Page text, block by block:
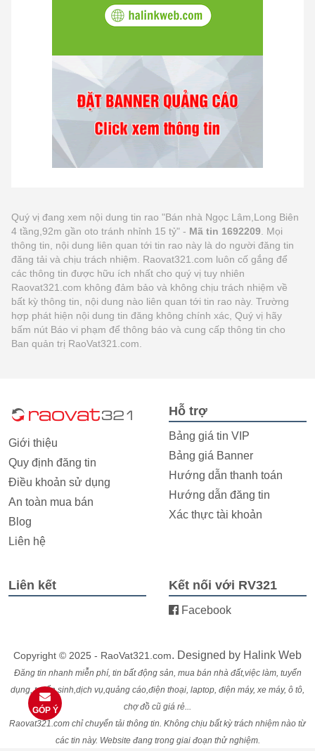
Quý vị đang xem nội dung tin rao "Bán nhà Ngọc Lâm,Long Biên
4 tầng,92m gần oto tránh nhỉnh 15 tỷ" - Mã tin 1692209 . Mọi
thông tin, nội dung liên quan tới tin rao này là do người đăng tin
đăng tải và chịu trách nhiệm. Raovat321.com luôn cố gắng để
các thông tin được hữu ích nhất cho quý vị tuy nhiên
Raovat321.com không đảm bảo và không chịu trách nhiệm về
bất kỳ thông tin, nội dung nào liên quan tới tin rao này. Trường
hợp phát hiện nội dung tin đăng không chính xác, Quý vị hãy
bấm nút Báo vi phạm để thông báo và cung cấp thông tin cho
Ban quản trị RaoVat321.com.
Giới thiệu
Quy định đăng tin
Điều khoản sử dụng
An toàn mua bán
Blog
Liên hệ
Hỗ trợ
Bảng giá tin VIP
Bảng giá Banner
Hướng dẫn thanh toán
Hướng dẫn đăng tin
Xác thực tài khoản
Liên kết Kết nối với RV321
Facebook
Copyright © 2025 - RaoVat321.com. Designed by Halink Web
Đăng tin nhanh miễn phí, tin bất động sản, mua bán nhà đất,việc làm, tuyển
dụng, tuyển sinh,dịch vụ,quảng cáo,điện thoại, laptop, điện máy, xe máy, ô tô,
chợ đồ cũ giá rẻ...
Raovat321.com chỉ chuyển tải thông tin. Không chịu bất kỳ trách nhiệm nào từ
các tin này. Website đang trong giai đoạn thử nghiệm.
GÓP Ý